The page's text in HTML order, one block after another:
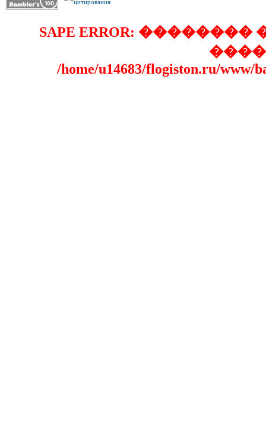
SAPE ERROR:
/home/u14683/flogiston.ru/www/